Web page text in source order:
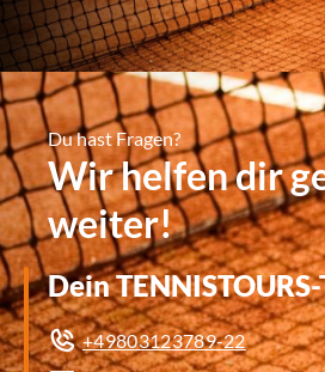
Du hast Fragen?
Wir helfen dir
weiter!
Dein
+49803123789-22